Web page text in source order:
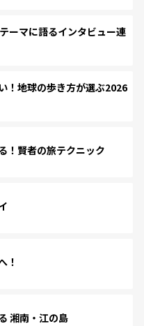
ーマに語るインタビュー連
！地球の歩き方が選ぶ2026
！賢者の旅テクニック
！
湘南・江の島